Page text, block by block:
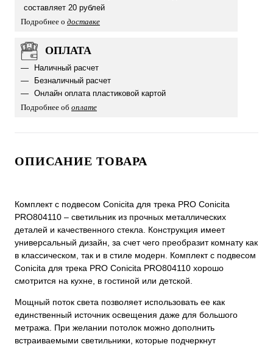
составляет 20 рублей
Подробнее о доставке
ОПЛАТА
Наличный расчет
Безналичный расчет
Онлайн оплата пластиковой картой
Подробнее об оплате
ОПИСАНИЕ ТОВАРА
Комплект с подвесом Conicita для трека PRO Conicita
PRO804110 – светильник из прочных металлических
деталей и качественного стекла. Конструкция имеет
универсальный дизайн, за счет чего преобразит комнату как
в классическом, так и в стиле модерн. Комплект с подвесом
Conicita для трека PRO Conicita PRO804110 хорошо
смотрится на кухне, в гостиной или детской.
Мощный поток света позволяет использовать ее как
единственный источник освещения даже для большого
метража. При желании потолок можно дополнить
встраиваемыми светильники, которые подчеркнут